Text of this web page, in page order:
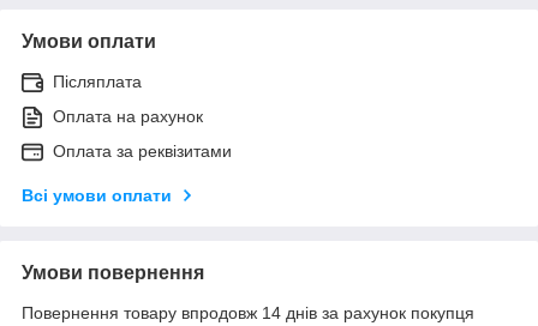
Умови оплати
Післяплата
Оплата на рахунок
Оплата за реквізитами
Всі умови оплати
Умови повернення
Повернення товару впродовж 14 днів за рахунок покупця